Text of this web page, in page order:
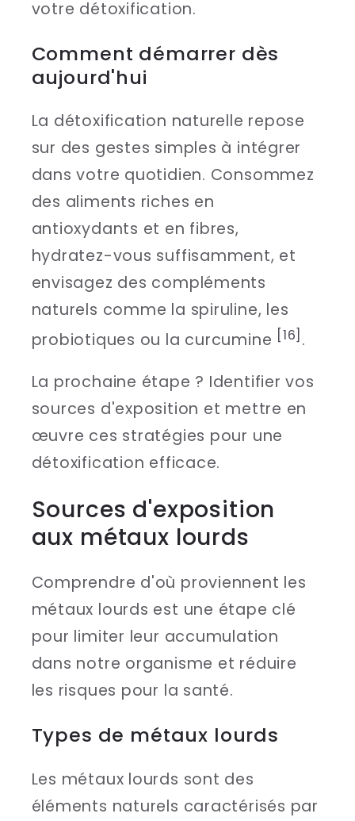
votre détoxification.
Comment démarrer dès
aujourd'hui
La détoxification naturelle repose
sur des gestes simples à intégrer
dans votre quotidien. Consommez
des aliments riches en
antioxydants et en fibres,
hydratez-vous suffisamment, et
envisagez des compléments
naturels comme la spiruline, les
probiotiques ou la curcumine [16] .
La prochaine étape ? Identifier vos
sources d'exposition et mettre en
œuvre ces stratégies pour une
détoxification efficace.
Sources d'exposition
aux métaux lourds
Comprendre d'où proviennent les
métaux lourds est une étape clé
pour limiter leur accumulation
dans notre organisme et réduire
les risques pour la santé.
Types de métaux lourds
Les métaux lourds sont des
éléments naturels caractérisés par